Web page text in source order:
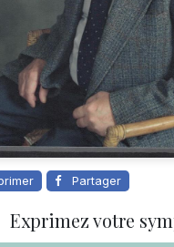
Partager
Exprimez votre